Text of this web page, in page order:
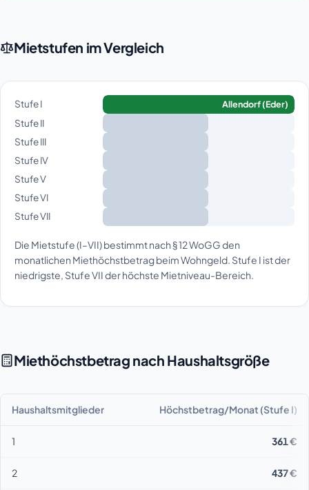
Mietstufen im Vergleich
Stufe I Allendorf (Eder)
Stufe II
Stufe III
Stufe IV
Stufe V
Stufe VI
Stufe VII
Die Mietstufe (I–VII) bestimmt nach § 12 WoGG den
monatlichen Miethöchstbetrag beim Wohngeld. Stufe I ist der
niedrigste, Stufe VII der höchste Mietniveau-Bereich.
Miethöchstbetrag nach Haushaltsgröße
Haushaltsmitglieder Höchstbetrag/Monat (Stufe I)
1 361 €
2 437 €